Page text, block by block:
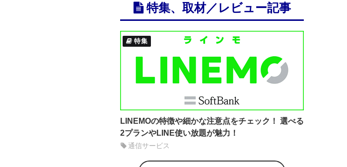
特集、取材／レビュー記事
特集
LINEMOの特徴や細かな注意点をチェック！ 選べる
2プランやLINE使い放題が魅力！
通信サービス